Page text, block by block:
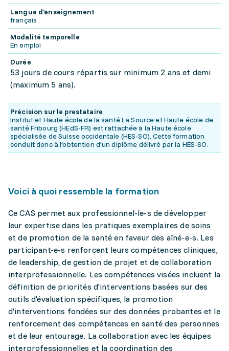
Langue d'enseignement
français
Modalité temporelle
En emploi
Durée
53 jours de cours répartis sur minimum 2 ans et demi
(maximum 5 ans).
Précision sur le prestataire
Institut et Haute école de la santé La Source et Haute école de
santé Fribourg (HEdS-FR) est rattachée à la Haute école
spécialisée de Suisse occidentale (HES-SO). Cette formation
conduit donc à l’obtention d’un diplôme délivré par la HES-SO.
Voici à quoi ressemble la formation
Ce CAS permet aux professionnel-le-s de développer
leur expertise dans les pratiques exemplaires de soins
et de promotion de la santé en faveur des aîné-e-s. Les
participant-e-s renforcent leurs compétences cliniques,
de leadership, de gestion de projet et de collaboration
interprofessionnelle. Les compétences visées incluent la
définition de priorités d'interventions basées sur des
outils d'évaluation spécifiques, la promotion
d'interventions fondées sur des données probantes et le
renforcement des compétences en santé des personnes
et de leur entourage. La collaboration avec les équipes
interprofessionnelles et la coordination des